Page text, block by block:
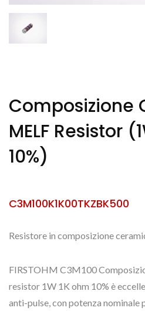
Composizione
MELF Resistor
10%)
C3M100K1K00TKZBK500
Resistore in composizione
FIRSTOHM C3M100
resistor 1W 1K ohm 10% è
anti-pulse, con potenza nominale